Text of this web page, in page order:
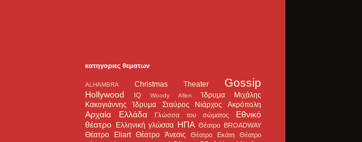
κατηγοριες θεματων
ALHAMBRA Christmas Theater Gossip
Hollywood IQ Woody Allen
Ίδρυμα Μιχάλης
Κακογιάννης
Ίδρυμα Σταύρος Νιάρχος Ακρόπολη
Αρχαία Ελλάδα Γλώσσα του σώματος
Εθνικό
θέατρο Ελληνική γλώσσα ΗΠΑ Θέατρο BROADWAY
Θέατρο Eliart Θέατρο Άνεσις Θέατρο Εκάτη
Θέατρο